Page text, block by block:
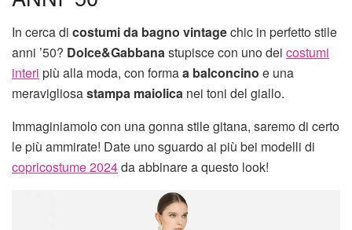
In cerca di costumi da bagno vintagechic in perfetto stile
anni ’50? Dolce&Gabbanastupisce con uno dei costumi
interi più alla moda, con formaa balconcino e una
meravigliosastampa maiolica nei toni del giallo.
Immaginiamolo con una gonna stile gitana, saremo di certo
le più ammirate! Date uno sguardo ai più bei modelli di
copricostume 2024da abbinare a questo look!